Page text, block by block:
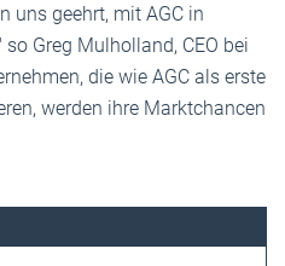
uns geehrt, mit AGC in
Greg Mulholland, CEO bei
die wie AGC als erste
werden ihre Marktchancen